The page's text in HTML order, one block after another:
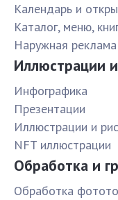
Календарь и
Каталог, меню,
Наружная реклама
Иллюстрации
Инфографика
Презентации
Иллюстрации и
NFT иллюстрации
Обработка и
Обработка